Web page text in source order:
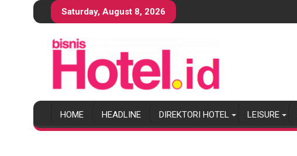
S
k
o
t
Saturday, August 8, 2026
HOME HEADLINE DIREKTORI HOTEL LEISURE